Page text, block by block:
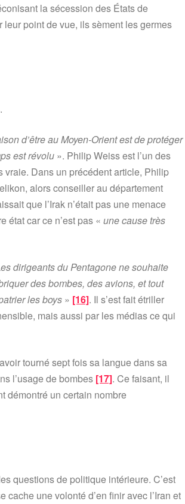
la sécession des États de
point de vue, ils sèment les germes
d’être au Moyen-Orient est de protéger
est révolu ». Philip Weiss est l’un des
vraie. Dans un précédent article, Philip
alors conseiller au département
que l’Irak n’était pas une menace
état car ce n’est pas « une cause très
es dirigeants du Pentagone ne souhaite
des bombes, des avions, et tout
les boys » [16]. Il s’est fait étriller
mais aussi par les médias ce qui
tourné sept fois sa langue dans sa
l’usage de bombes [17]. Ce faisant, il
démontré un certain nombre
questions de politique intérieure. C’est
une volonté d’en finir avec l’Iran et